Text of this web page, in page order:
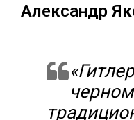
Александр